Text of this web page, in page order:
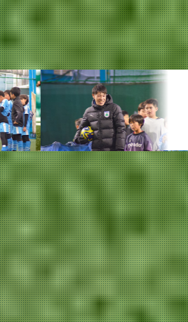
、質の高いコーチ陣
を見据えたコー
を伝えるだけでなく、malva